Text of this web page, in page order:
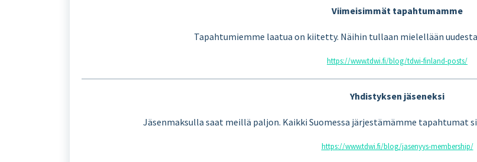
Viimeisimmät tapahtumamme
Tapahtumiemme laatua on kiitetty. Näihin tullaan mielellään
https://www.tdwi.fi/blog/tdwi-finland-posts/
Yhdistyksen jäseneksi
Jäsenmaksulla saat meillä paljon. Kaikki Suomessa järjestämämme tapahtumat
https://www.tdwi.fi/blog/jasenyys-membership/